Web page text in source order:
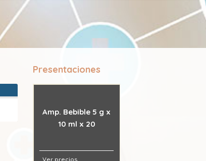
Presentaciones
Amp. Bebible 5 g x
10 ml x 20
Ver precios